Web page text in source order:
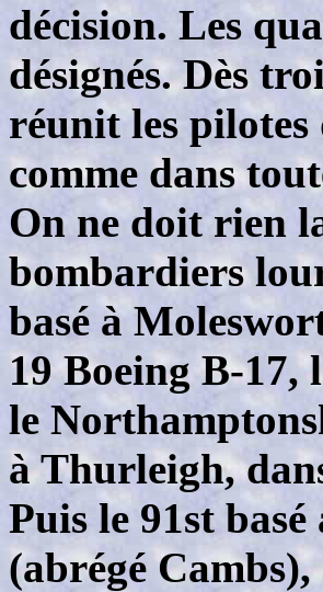
décision. Les
désignés. Dès
réunit les pilotes
comme dans
On ne doit rien
bombardiers
basé à
19 Boeing B-17,
le
à Thurleigh,
Puis le 91st
(abrégé